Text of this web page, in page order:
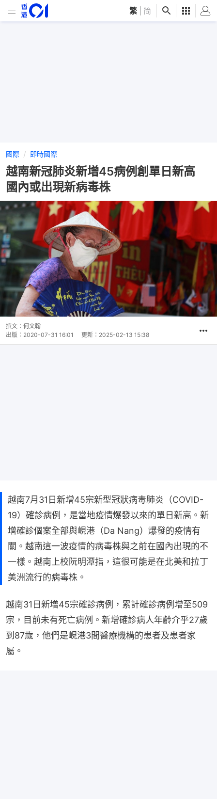
繁 简
國際 即時國際
越南新冠肺炎新增45病例創單日新高
國內或出現新病毒株
撰文： 何文翰
出版： 2020-07-31 16:01 更新： 2025-02-13 15:38
越南7月31日新增45宗新型冠狀病毒肺炎（COVID-
19）確診病例，是當地疫情爆發以來的單日新高。新
增確診個案全部與峴港（Da Nang）爆發的疫情有
關。越南這一波疫情的病毒株與之前在國內出現的不
一樣。越南上校阮明潭指，這很可能是在北美和拉丁
美洲流行的病毒株。
越南31日新增45宗確診病例，累計確診病例增至509
宗，目前未有死亡病例。新增確診病人年齡介乎27歲
到87歲，他們是峴港3間醫療機構的患者及患者家
屬。